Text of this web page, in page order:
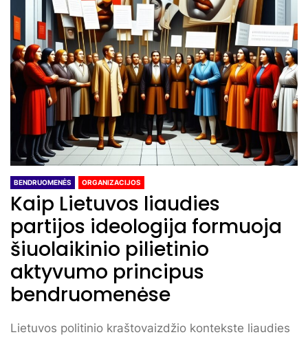
BENDRUOMENĖS ORGANIZACIJOS
Kaip Lietuvos liaudies
partijos ideologija formuoja
šiuolaikinio pilietinio
aktyvumo principus
bendruomenėse
Lietuvos politinio kraštovaizdžio kontekste liaudies